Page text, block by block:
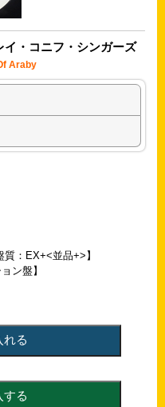
イ・コニフ・シンガーズ
Araby
：EX+<並品+>】
ン盤】